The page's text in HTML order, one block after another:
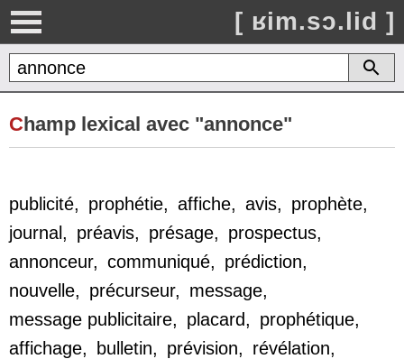
[ ʁim.sɔ.lid ]
Champ lexical avec "annonce"
publicité, prophétie, affiche, avis, prophète,
journal, préavis, présage, prospectus,
annonceur, communiqué, prédiction,
nouvelle, précurseur, message,
message publicitaire, placard, prophétique,
affichage, bulletin, prévision, révélation,